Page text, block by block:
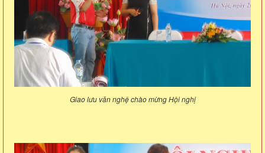
Giao lưu văn nghệ chào mừng Hội nghị